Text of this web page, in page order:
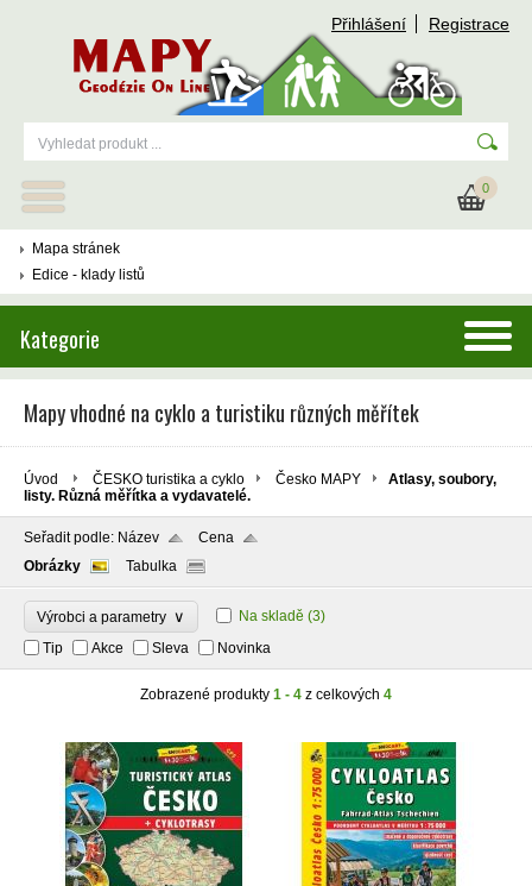
Přihlášení Registrace
0
Mapa stránek
Edice - klady listů
Kategorie
Mapy vhodné na cyklo a turistiku různých měřítek
Úvod ČESKO turistika a cyklo Česko MAPY
Atlasy, soubory,
listy. Různá měřítka a vydavatelé.
Seřadit podle: Název
Cena
Obrázky
Tabulka
Výrobci a parametry ∨ Na skladě (3)
Tip
Akce Sleva Novinka
Zobrazené produkty 1 - 4 z celkových 4